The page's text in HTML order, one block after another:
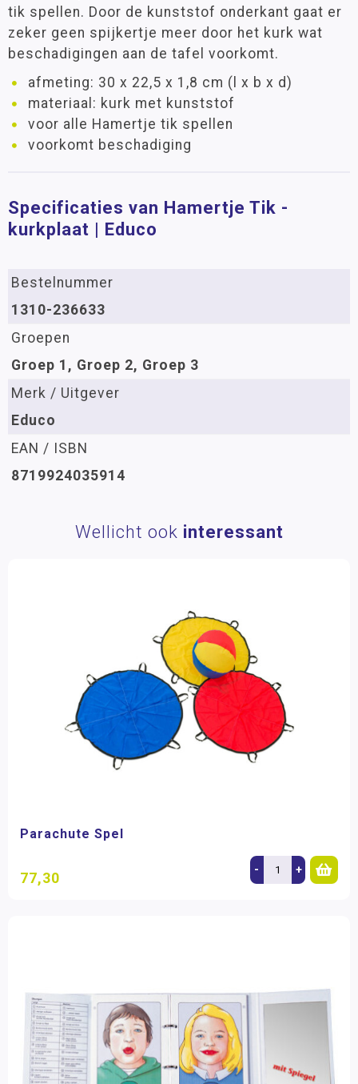
tik spellen. Door de kunststof onderkant gaat er
zeker geen spijkertje meer door het kurk wat
beschadigingen aan de tafel voorkomt.
afmeting: 30 x 22,5 x 1,8 cm (l x b x d)
materiaal: kurk met kunststof
voor alle Hamertje tik spellen
voorkomt beschadiging
Specificaties van Hamertje Tik -
kurkplaat | Educo
Bestelnummer
1310-236633
Groepen
Groep 1, Groep 2, Groep 3
Merk / Uitgever
Educo
EAN / ISBN
8719924035914
Wellicht ook interessant
Parachute Spel
77,30 - +